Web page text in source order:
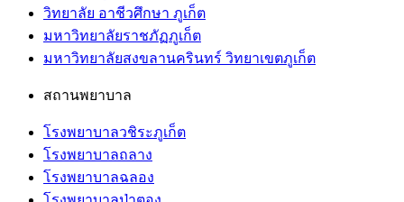
วิทยาลัย อาชีวศึกษา ภูเก็ต
มหาวิทยาลัยราชภัฏภูเก็ต
มหาวิทยาลัยสงขลานครินทร์ วิทยาเขตภูเก็ต
สถานพยาบาล
โรงพยาบาลวชิระภูเก็ต
โรงพยาบาลถลาง
โรงพยาบาลฉลอง